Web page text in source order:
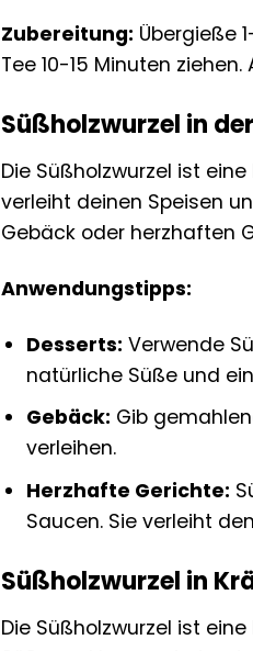
Zubereitung: Übergieße
Tee 10-15 Minuten
Süßholzwurzel in
Die Süßholzwurzel ist
verleiht deinen Speisen
Gebäck oder herzhaften
Anwendungstipps:
Desserts: Verwende
natürliche Süße und
Gebäck: Gib
verleihen.
Herzhafte Gerichte:
Saucen. Sie verleiht
Süßholzwurzel in
Die Süßholzwurzel ist